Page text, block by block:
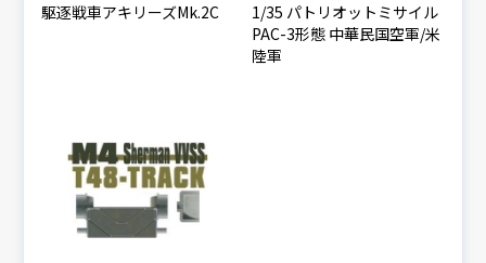
駆逐戦車アキリーズMk.2C
1/35 パトリオットミサイル
PAC-3形態 中華民国空軍/米
陸軍